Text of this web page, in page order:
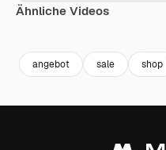
Ähnliche Videos
angebot sale shop